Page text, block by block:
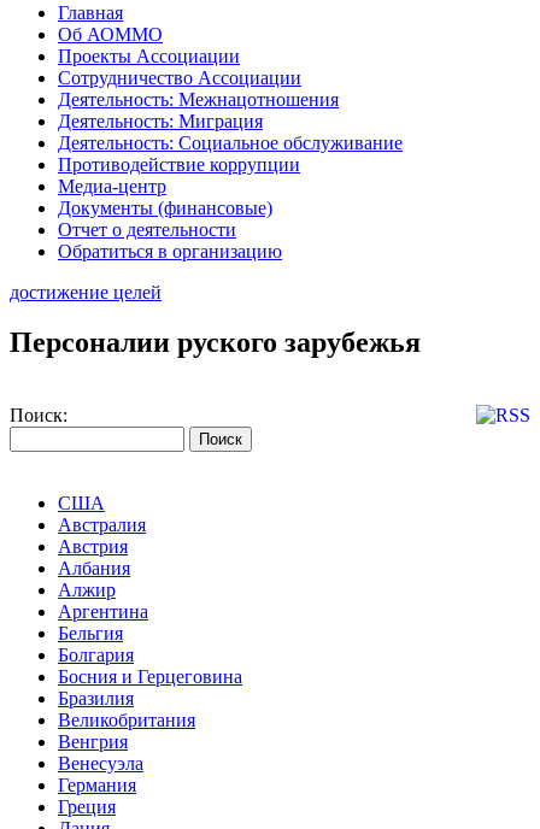
Главная
Об АОММО
Проекты Ассоциации
Сотрудничество Ассоциации
Деятельность: Межнацотношения
Деятельность: Миграция
Деятельность: Социальное обслуживание
Противодействие коррупции
Медиа-центр
Документы (финансовые)
Отчет о деятельности
Обратиться в организацию
достижение целей
Персоналии руского зарубежья
Поиск:
США
Австралия
Австрия
Албания
Алжир
Аргентина
Бельгия
Болгария
Босния и Герцеговина
Бразилия
Великобритания
Венгрия
Венесуэла
Германия
Греция